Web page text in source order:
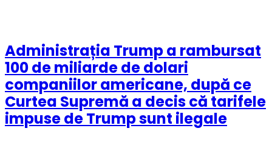
Administrația Trump a rambursat
100 de miliarde de dolari
companiilor americane, după ce
Curtea Supremă a decis că tarifele
impuse de Trump sunt ilegale